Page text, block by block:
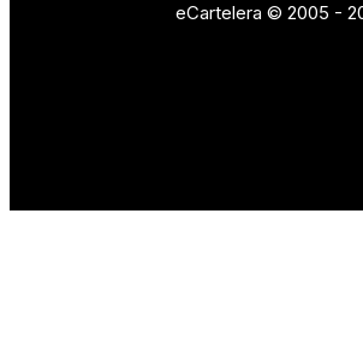
eCartelera © 2005 -